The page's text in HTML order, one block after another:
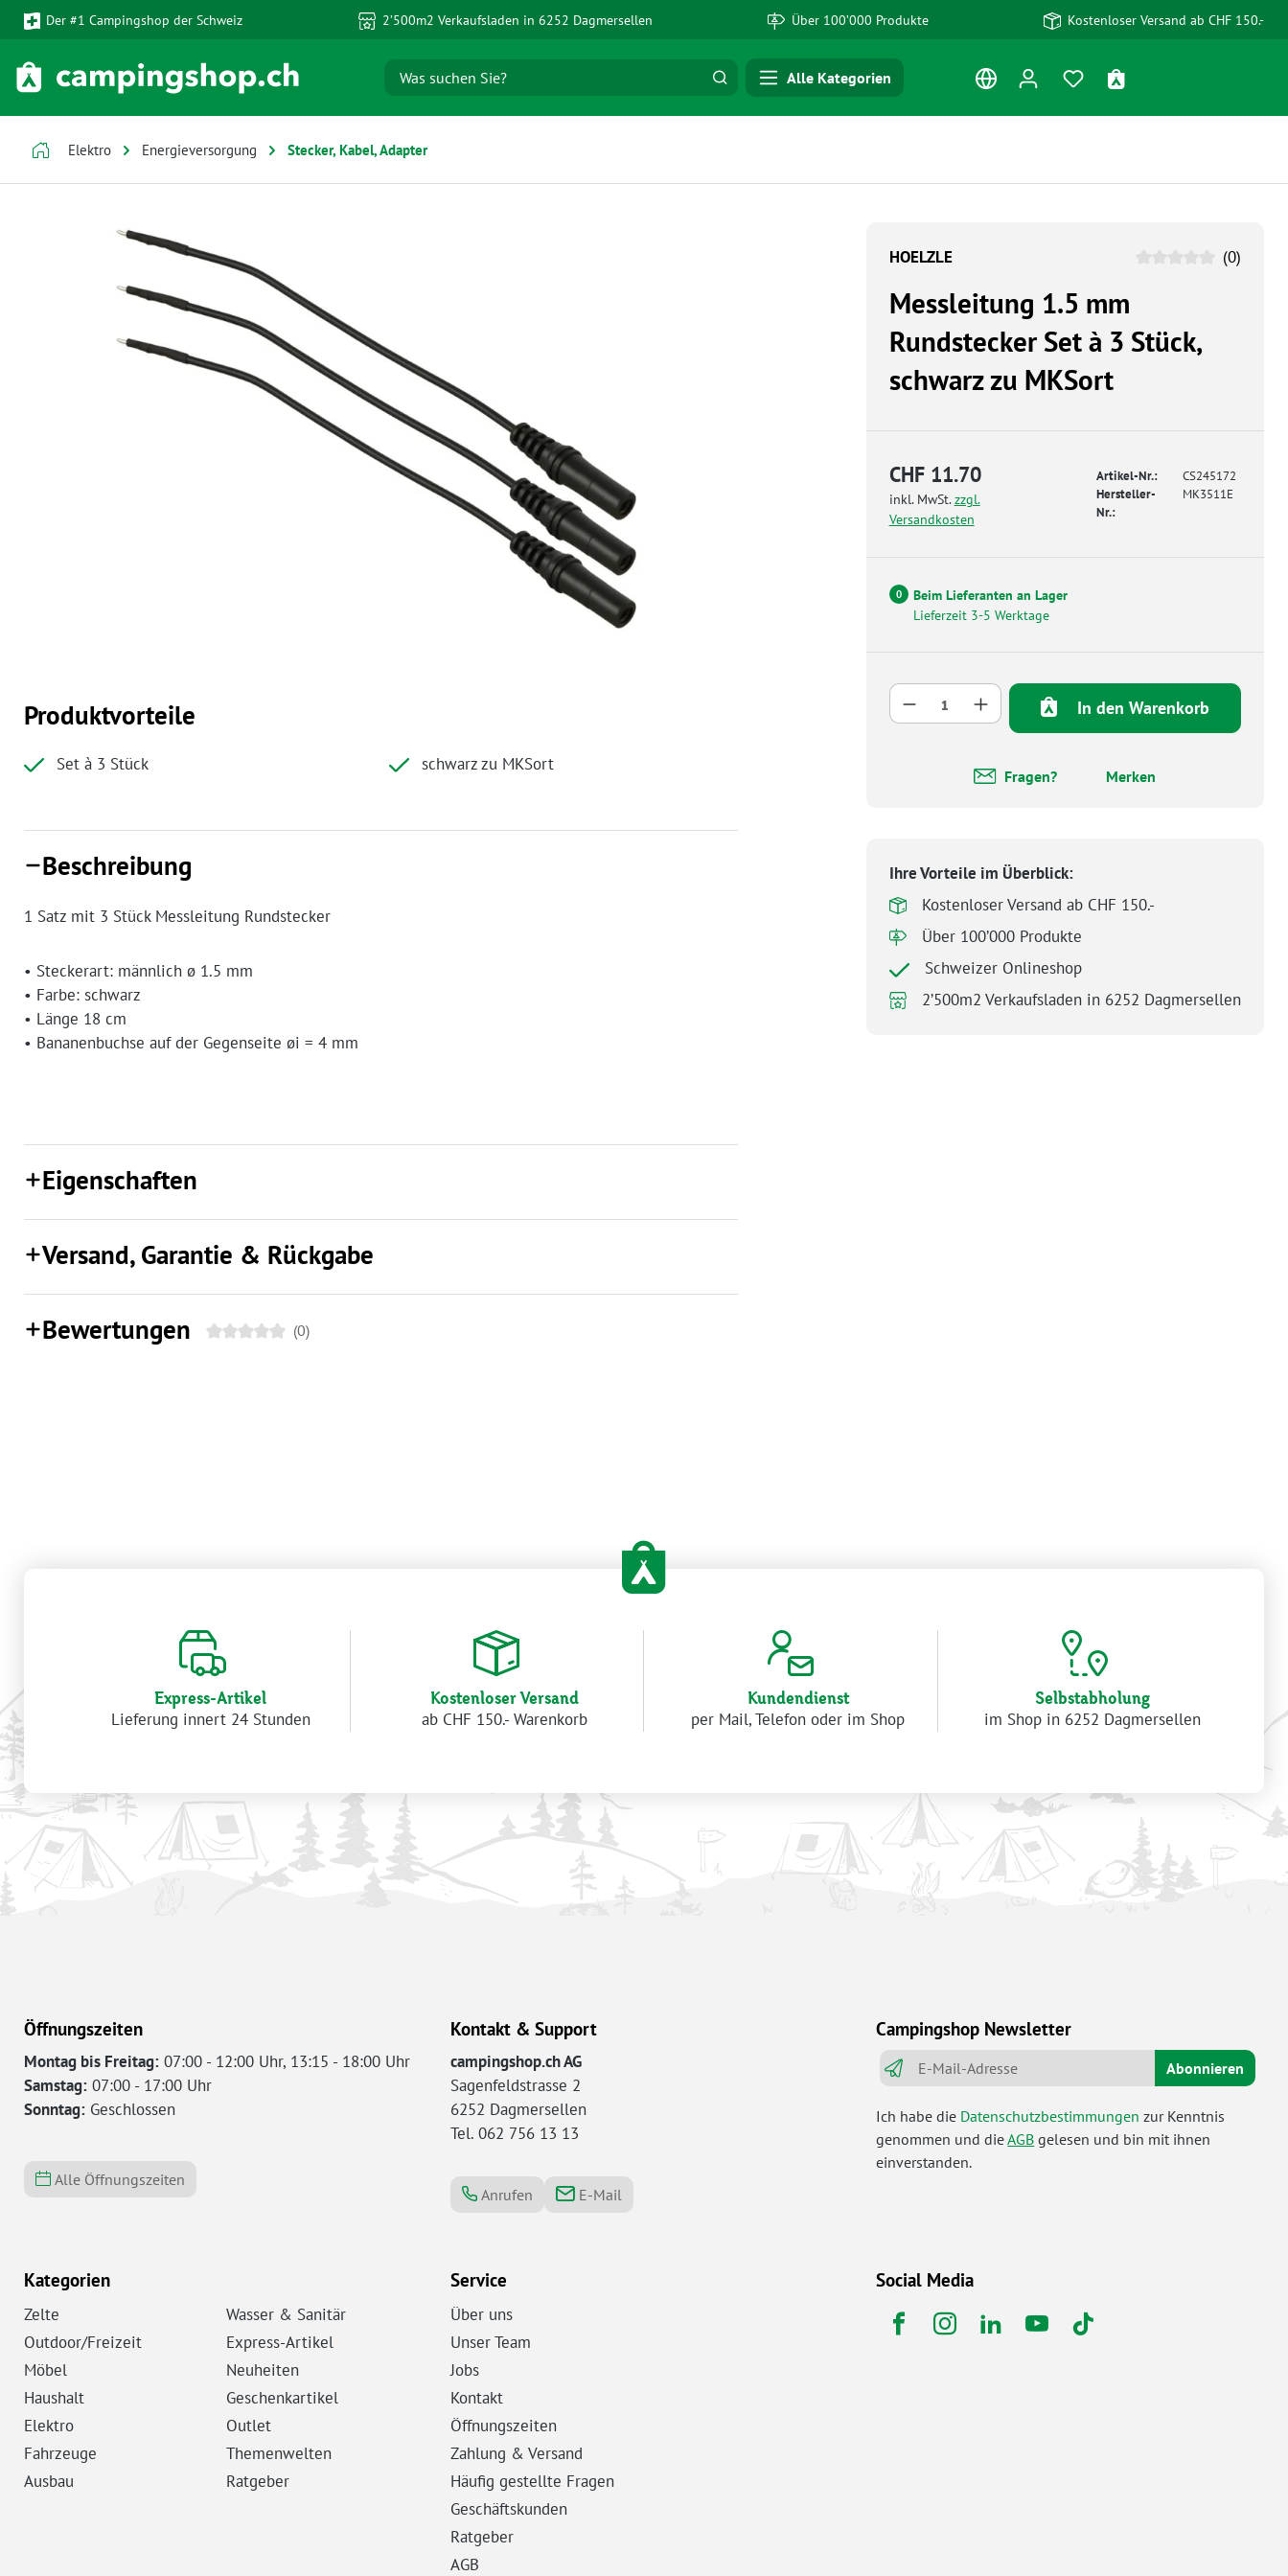
Hauptinhalt springen
Zur Suche springen
Zur Hauptnavigation springen
Der #1 Campingshop der Schweiz 2’500m2 Verkaufsladen in 6252 Dagmersellen Über 100’000 Produkte Kostenloser Versand ab CHF 150.-
Du hast 0 Produkte auf dem
Alle Kategorien
Elektro Energieversorgung Stecker, Kabel, Adapter
Bildergalerie überspringen
Produktvorteile
Set à 3 Stück schwarz zu MKSort
Beschreibung
1 Satz mit 3 Stück Messleitung Rundstecker
• Steckerart: männlich ø 1.5 mm
• Farbe: schwarz
• Länge 18 cm
• Bananenbuchse auf der Gegenseite øi = 4 mm
Eigenschaften
Versand, Garantie & Rückgabe
Bewertungen (0)
HOELZLE (0)
Messleitung 1.5 mm
Rundstecker Set à 3 Stück,
schwarz zu MKSort
CHF 11.70
inkl. MwSt.zzgl.
Versandkosten
Artikel-Nr.:
CS245172
Hersteller-
Nr.:
MK3511E
0
Beim Lieferanten an Lager
Lieferzeit 3-5 Werktage
Produkt Anzahl: Gib den gewünschten
In den Warenkorb
Fragen? Merken
Ihre Vorteile im Überblick:
Kostenloser Versand ab CHF 150.-
Über 100’000 Produkte
Schweizer Onlineshop
2’500m2 Verkaufsladen in 6252 Dagmersellen
Express-Artikel
Lieferung innert 24 Stunden
Kostenloser Versand
ab CHF 150.- Warenkorb
Kundendienst
per Mail, Telefon oder im Shop
Selbstabholung
im Shop in 6252 Dagmersellen
Öffnungszeiten
Montag bis Freitag: 07:00 - 12:00 Uhr, 13:15 - 18:00 Uhr
Samstag: 07:00 - 17:00 Uhr
Sonntag: Geschlossen
Alle Öffnungszeiten
Kontakt & Support
campingshop.ch AG
Sagenfeldstrasse 2
6252 Dagmersellen
Tel. 062 756 13 13
Anrufen E-Mail
Campingshop Newsletter
Abonnieren
Ich habe die Datenschutzbestimmungen zur Kenntnis
genommen und dieAGB gelesen und bin mit ihnen
einverstanden.
Kategorien
Zelte
Outdoor/Freizeit
Möbel
Haushalt
Elektro
Fahrzeuge
Ausbau
Wasser & Sanitär
Express-Artikel
Neuheiten
Geschenkartikel
Outlet
Themenwelten
Ratgeber
Service
Über uns
Unser Team
Jobs
Kontakt
Öffnungszeiten
Zahlung & Versand
Häufig gestellte Fragen
Geschäftskunden
Ratgeber
AGB
Social Media